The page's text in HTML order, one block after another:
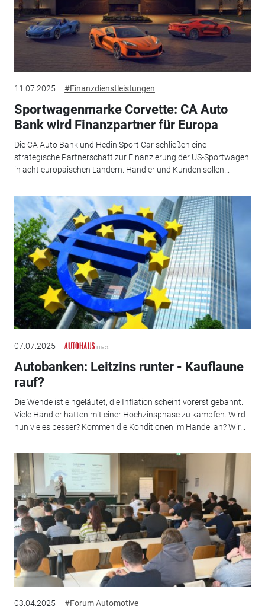
11.07.2025 #Finanzdienstleistungen
Sportwagenmarke Corvette: CA Auto
Bank wird Finanzpartner für Europa
Die CA Auto Bank und Hedin Sport Car schließen eine
strategische Partnerschaft zur Finanzierung der US-Sportwagen
in acht europäischen Ländern. Händler und Kunden sollen...
07.07.2025
Autobanken: Leitzins runter - Kauflaune
rauf?
Die Wende ist eingeläutet, die Inflation scheint vorerst gebannt.
Viele Händler hatten mit einer Hochzinsphase zu kämpfen. Wird
nun vieles besser? Kommen die Konditionen im Handel an? Wir...
03.04.2025 #Forum Automotive